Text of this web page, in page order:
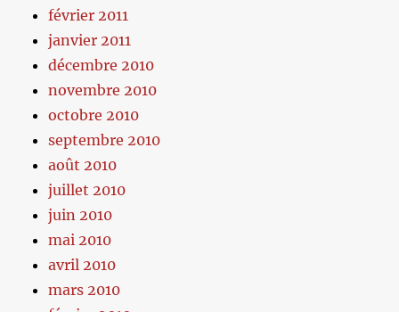
février 2011
janvier 2011
décembre 2010
novembre 2010
octobre 2010
septembre 2010
août 2010
juillet 2010
juin 2010
mai 2010
avril 2010
mars 2010